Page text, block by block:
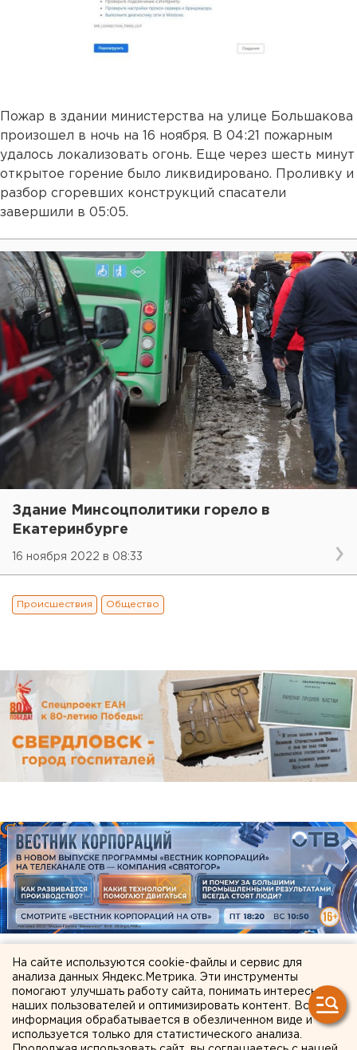
Пожар в здании министерства на улице Большакова
произошел в ночь на 16 ноября. В 04:21 пожарным
удалось локализовать огонь. Еще через шесть минут
открытое горение было ликвидировано. Проливку и
разбор сгоревших конструкций спасатели
завершили в 05:05.
Здание Минсоцполитики горело в
Екатеринбурге
16 ноября 2022 в 08:33
Происшествия Общество
ЧИТАЙТЕ ТАКЖЕ:
Возвращение смертной казни в России сочли
преждевременным
На сайте используются cookie-файлы и сервис для
анализа данных Яндекс.Метрика. Эти инструменты
помогают улучшать работу сайта, понимать интересы
наших пользователей и оптимизировать контент. Вся
информация обрабатывается в обезличенном виде и
используется только для статистического анализа.